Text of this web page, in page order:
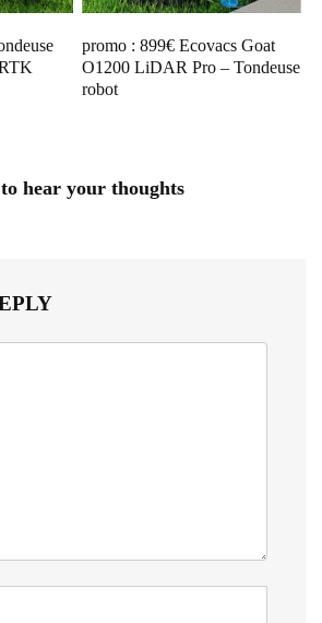
promo : 899€ Ecovacs Goat
O1200 LiDAR Pro – Tondeuse
robot
hear your thoughts